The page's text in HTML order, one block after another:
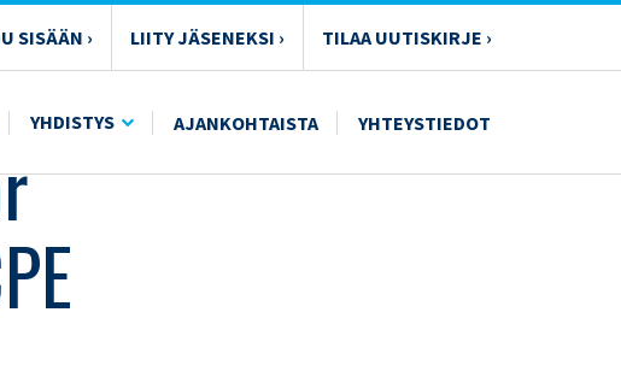
SISÄÄN › LIITY JÄSENEKSI › TILAA UUTISKIRJE ›
YHDISTYS AJANKOHTAISTA YHTEYSTIEDOT